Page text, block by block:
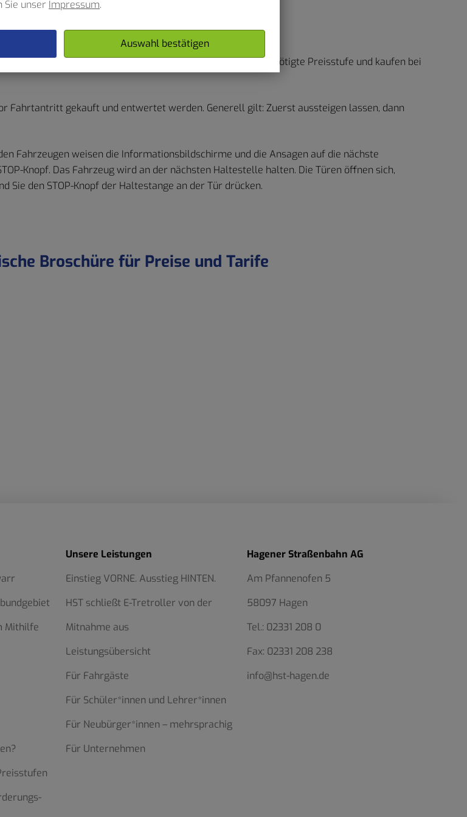
Ticket vor. Oder nennen Sie dem Fahrer ihr Ziel oder die benötigte Preisstufe und kaufen bei
Fahrtantritt gekauft und entwertet werden. Generell gilt: Zuerst aussteigen lassen, dann
Fahrzeugen weisen die Informationsbildschirme und die Ansagen auf die nächste
Knopf. Das Fahrzeug wird an der nächsten Haltestelle halten. Die Türen öffnen sich,
den STOP-Knopf der Haltestange an der Tür drücken.
Broschüre für Preise und Tarife
Mithilfe
Unsere Leistungen
Einstieg VORNE. Ausstieg HINTEN.
HST schließt E-Tretroller von der
Mitnahme aus
Leistungsübersicht
Für Fahrgäste
Für Schüler*innen und Lehrer*innen
Für Neubürger*innen – mehrsprachig
Für Unternehmen
Hagener Straßenbahn AG
Am Pfannenofen 5
58097 Hagen
Tel.: 02331 208 0
Fax: 02331 208 238
info@hst-hagen.de
Sie unser Impressum.
Auswahl bestätigen